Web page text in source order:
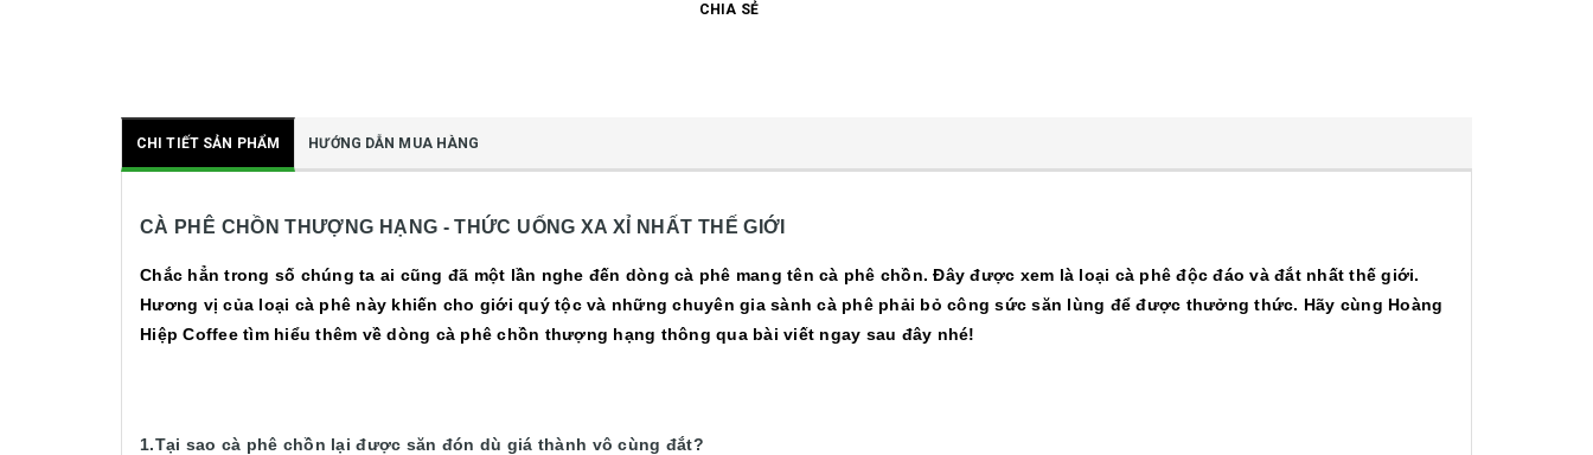
CHIA SẺ
CHI TIẾT SẢN PHẨM HƯỚNG DẪN MUA HÀNG
CÀ PHÊ CHỒN THƯỢNG HẠNG - THỨC UỐNG XA XỈ NHẤT THẾ GIỚI
Chắc hẳn trong số chúng ta ai cũng đã một lần nghe đến dòng cà phê mang tên cà phê chồn. Đây được xem là loại cà phê độc đáo và đắt nhất thế giới.
Hương vị của loại cà phê này khiến cho giới quý tộc và những chuyên gia sành cà phê phải bỏ công sức săn lùng để được thưởng thức. Hãy cùng Hoàng
Hiệp Coffee tìm hiểu thêm về dòng cà phê chồn thượng hạng thông qua bài viết ngay sau đây nhé!
1.Tại sao cà phê chồn lại được săn đón dù giá thành vô cùng đắt?